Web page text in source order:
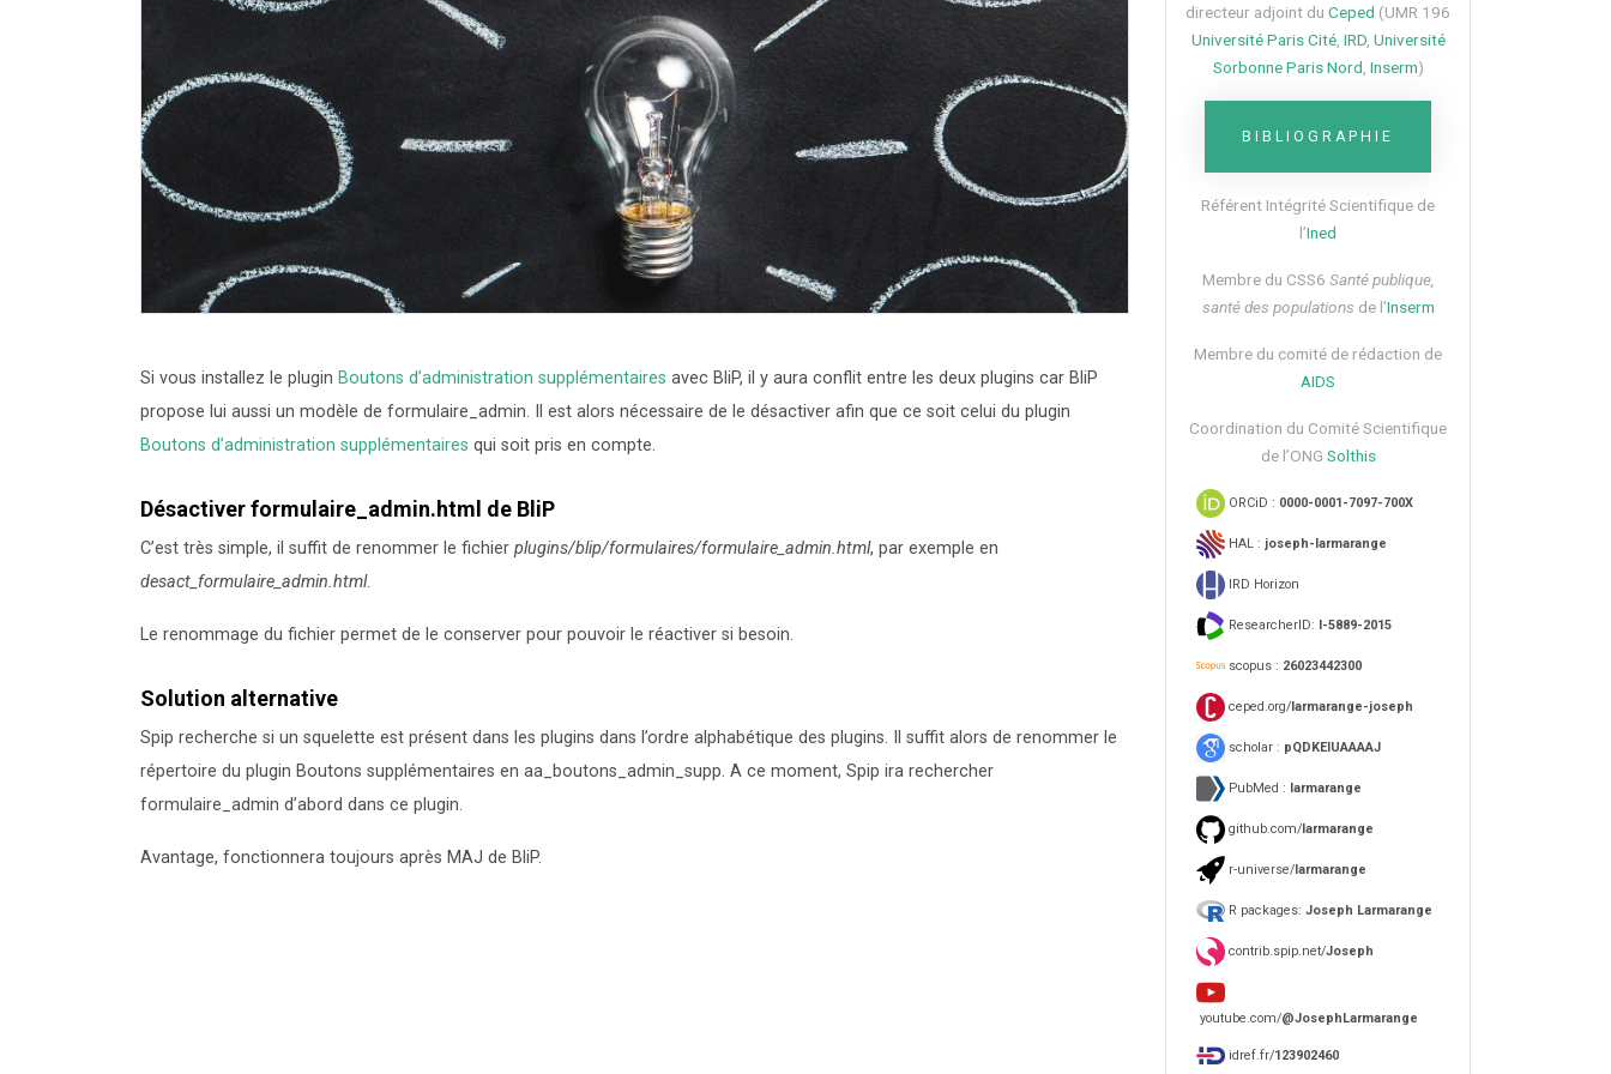
Si vous installez le plugin Boutons d’administration supplémentaires avec BliP, il y aura conflit entre les deux plugins car BliP
propose lui aussi un modèle de formulaire_admin. Il est alors nécessaire de le désactiver afin que ce soit celui du plugin
Boutons d’administration supplémentaires qui soit pris en compte.
Désactiver formulaire_admin.html de BliP
C’est très simple, il suffit de renommer le fichier plugins/blip/formulaires/formulaire_admin.html, par exemple en
desact_formulaire_admin.html.
Le renommage du fichier permet de le conserver pour pouvoir le réactiver si besoin.
Solution alternative
Spip recherche si un squelette est présent dans les plugins dans l’ordre alphabétique des plugins. Il suffit alors de renommer le
répertoire du plugin Boutons supplémentaires en aa_boutons_admin_supp. A ce moment, Spip ira rechercher
formulaire_admin d’abord dans ce plugin.
Avantage, fonctionnera toujours après MAJ de BliP.
directeur adjoint du Ceped (UMR 196
Université Paris Cité, IRD, Université
Sorbonne Paris Nord Inserm)
BIBLIOGRAPHIE
Référent Intégrité Scientifique de
l’Ined
Membre du CSS6​ Santé publique,
santé des populations de l’Inserm
Membre du comité de rédaction de
AIDS
Coordination du Comité Scientifique
de l’ONG Solthis
ORCiD : 0000-0001-7097-700X
HAL : joseph-larmarange
IRD Horizon
ResearcherID: I-5889-2015
scopus : 26023442300
ceped.org/larmarange-joseph
scholar : pQDKEIUAAAAJ
PubMed : larmarange
github.com/larmarange
r-universe/larmarange
R packages: Joseph Larmarange
contrib.spip.net/Joseph
youtube.com/@JosephLarmarange
idref.fr/123902460